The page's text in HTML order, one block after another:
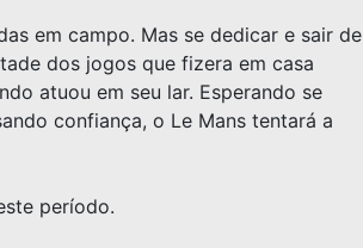
em campo. Mas se dedicar e sair de
dos jogos que fizera em casa
atuou em seu lar. Esperando se
confiança, o Le Mans tentará a
período.